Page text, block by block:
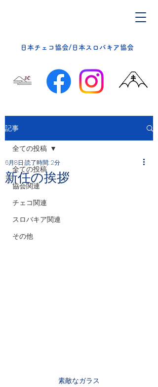
​日本チェコ協会/日本スロバキア協会
記事
全ての投稿
協会関連
チェコ関連
スロバキア関連
その他
全ての投稿
新任の挨拶
6月8日 読了時間: 2分
素敵なガラス